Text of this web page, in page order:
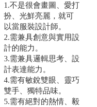
1.不是很會畫圖、愛打
扮、光鮮亮麗，就可
以當服裝設計師。
2.需兼具創意與實用設
計的能力。
3.需兼具邏輯思考、設
計表達能力。
4.需有敏銳雙眼、靈巧
雙手、獨特品味。
5.需有絕對的熱情、毅